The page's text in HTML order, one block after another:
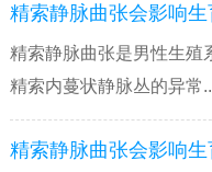
精索静脉曲张会影响
精索静脉曲张是男性生殖
精索内蔓状静脉丛的异常
精索静脉曲张会影响